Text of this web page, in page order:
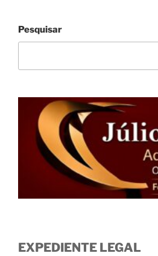
Pesquisar
EXPEDIENTE LEGAL